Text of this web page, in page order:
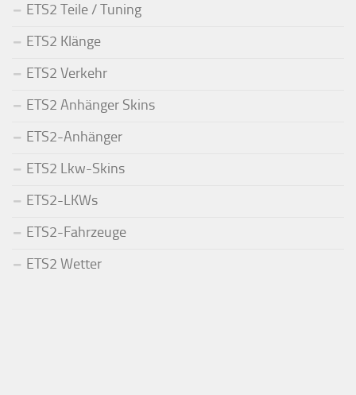
ETS2 Teile / Tuning
ETS2 Klänge
ETS2 Verkehr
ETS2 Anhänger Skins
ETS2-Anhänger
ETS2 Lkw-Skins
ETS2-LKWs
ETS2-Fahrzeuge
ETS2 Wetter